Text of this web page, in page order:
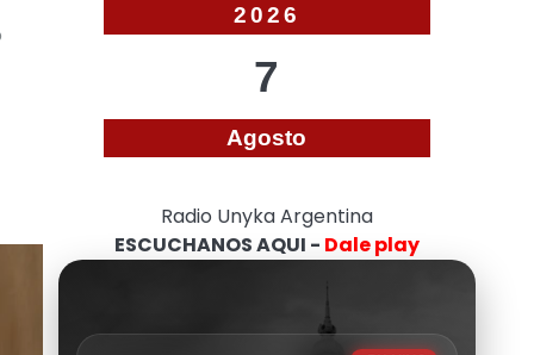
2026
7
Agosto
Radio Unyka Argentina
ESCUCHANOS AQUI - Dale play